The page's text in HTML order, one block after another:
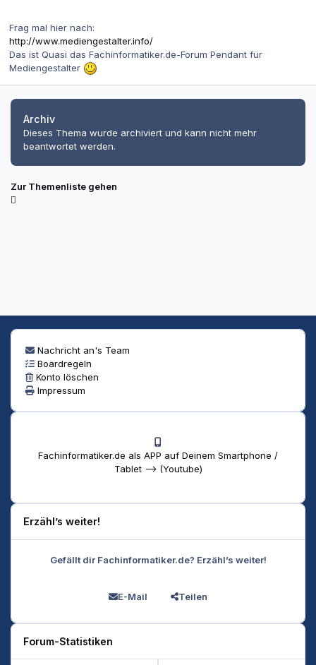
Frag mal hier nach:
http://www.mediengestalter.info/
Das ist Quasi das Fachinformatiker.de-Forum Pendant für
Mediengestalter
Archiv
Dieses Thema wurde archiviert und kann nicht mehr
beantwortet werden.
Zur Themenliste gehen
Nachricht an's Team
Boardregeln
Konto löschen
Impressum
Fachinformatiker.de als APP auf Deinem Smartphone /
Tablet --> (Youtube)
Erzähl’s weiter!
Gefällt dir Fachinformatiker.de? Erzähl’s weiter!
E-Mail Teilen
Forum-Statistiken